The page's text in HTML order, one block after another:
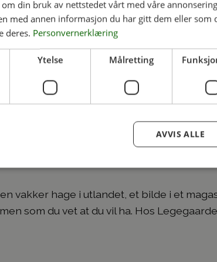
din til virkelighet
vakker hage i utlandet, et bilde i et
som du vet at du vil ha. Hos
din bruk av nettstedet vårt med våre
med annen informasjon du har gitt dem eller som
deres. Personvernerklæring
Ytelse Målretting
AVVIS ALLE